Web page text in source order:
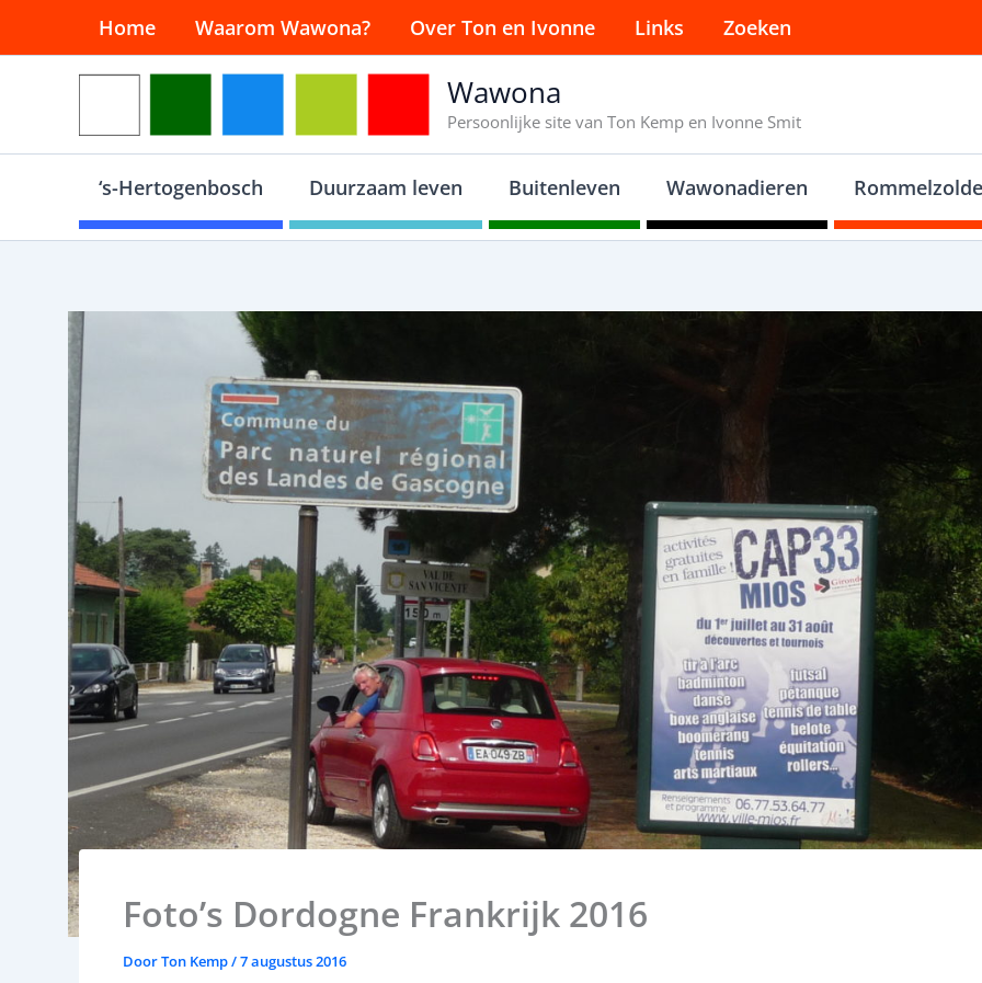
Home Waarom Wawona? Over Ton en Ivonne Links Zoeken
Wawona
Persoonlijke site van Ton Kemp en Ivonne Smit
‘s-Hertogenbosch Duurzaam leven Buitenleven Wawonadieren
Foto’s Dordogne Frankrijk 2016
DoorTon Kemp/7 augustus 2016